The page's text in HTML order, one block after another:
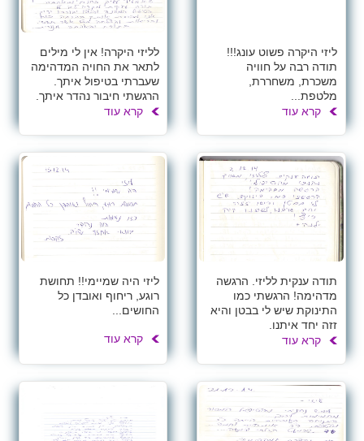
ליזי היקרה פשוט עונג!!!
תודה רבה על חוויה
משכרת, משחררת,
מלטפת...
קרא עוד
לליזי היקרה! אין לי מילים
לתאר את החויה המדהימה
שעברתי בטיפול איתך.
הרגשתי חיבור נהדר איתך.
קרא עוד
תודה ענקית לליזי. הרגשה
מדהימה! הרגשתי כמו
התינוקת שיש לי בבטן והיא
זזה יחד איתנו.
קרא עוד
ליזי היה שמיימי!! תחושת
רוגע, ריחוף ואובדן כל
החושים...
קרא עוד